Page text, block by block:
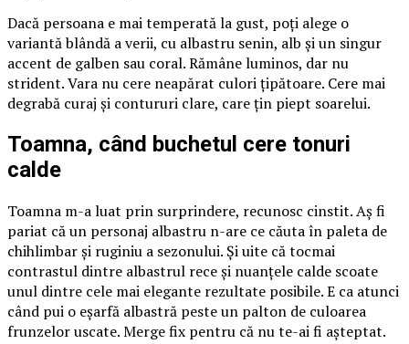
Dacă persoana e mai temperată la gust, poți alege o
variantă blândă a verii, cu albastru senin, alb și un singur
accent de galben sau coral. Rămâne luminos, dar nu
strident. Vara nu cere neapărat culori țipătoare. Cere mai
degrabă curaj și contururi clare, care țin piept soarelui.
Toamna, când buchetul cere tonuri
calde
Toamna m-a luat prin surprindere, recunosc cinstit. Aș fi
pariat că un personaj albastru n-are ce căuta în paleta de
chihlimbar și ruginiu a sezonului. Și uite că tocmai
contrastul dintre albastrul rece și nuanțele calde scoate
unul dintre cele mai elegante rezultate posibile. E ca atunci
când pui o eșarfă albastră peste un palton de culoarea
frunzelor uscate. Merge fix pentru că nu te-ai fi așteptat.